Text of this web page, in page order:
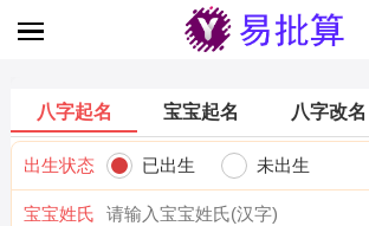
八字起名 宝宝起名 八字改名
出生状态 已出生 未出生
宝宝姓氏